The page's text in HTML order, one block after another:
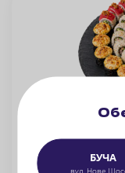
БУЧА
вул. Нове